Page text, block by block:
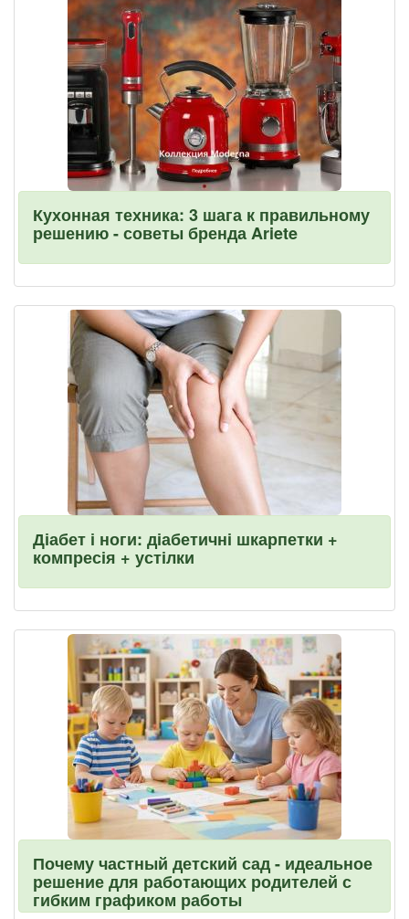
Кухонная техника: 3 шага к правильному
решению - советы бренда Ariete
Діабет і ноги: діабетичні шкарпетки +
компресія + устілки
Почему частный детский сад - идеальное
решение для работающих родителей с
гибким графиком работы